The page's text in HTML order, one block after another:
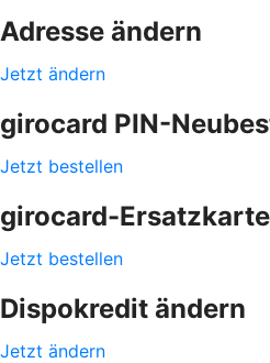
Adresse ändern
Jetzt ändern
girocard PIN-
Jetzt bestellen
girocard-
Jetzt bestellen
Dispokredit ändern
Jetzt ändern